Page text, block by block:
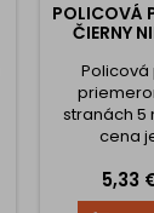
POLICOVÁ
ČIERNY
stranách 5
cena
Cena
5,33